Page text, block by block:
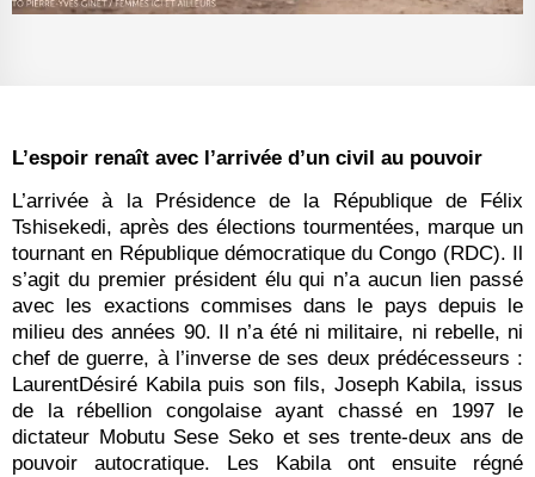
L’espoir renaît avec l’arrivée d’un civil au pouvoir
L’arrivée à la Présidence de la République de Félix
Tshisekedi, après des élections tourmentées, marque un
tournant en République démocratique du Congo (RDC). Il
s’agit du premier président élu qui n’a aucun lien passé
avec les exactions commises dans le pays depuis le
milieu des années 90. Il n’a été ni militaire, ni rebelle, ni
chef de guerre, à l’inverse de ses deux prédécesseurs :
LaurentDésiré Kabila puis son fils, Joseph Kabila, issus
de la rébellion congolaise ayant chassé en 1997 le
dictateur Mobutu Sese Seko et ses trente-deux ans de
pouvoir autocratique. Les Kabila ont ensuite régné